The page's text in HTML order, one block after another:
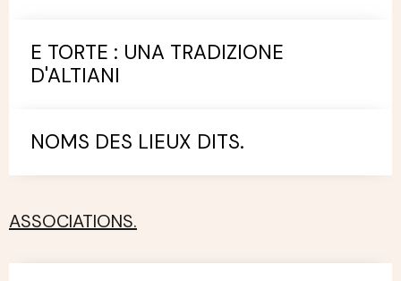
E TORTE : UNA TRADIZIONE
D'ALTIANI
NOMS DES LIEUX DITS.
ASSOCIATIONS.